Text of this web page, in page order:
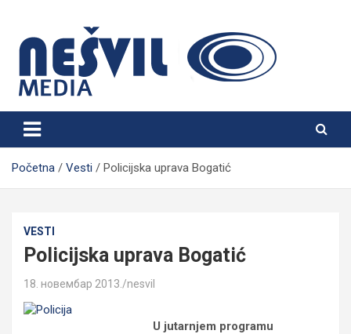
content
Nešvil Media Bogatić
Početna Vesti Policijska uprava Bogatić
VESTI
Policijska uprava Bogatić
18. новембар 2013. nesvil
U jutarnjem programu